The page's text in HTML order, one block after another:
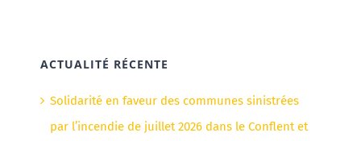
ACTUALITÉ RÉCENTE
Solidarité en faveur des communes sinistrées
par l’incendie de juillet 2026 dans le Conflent et